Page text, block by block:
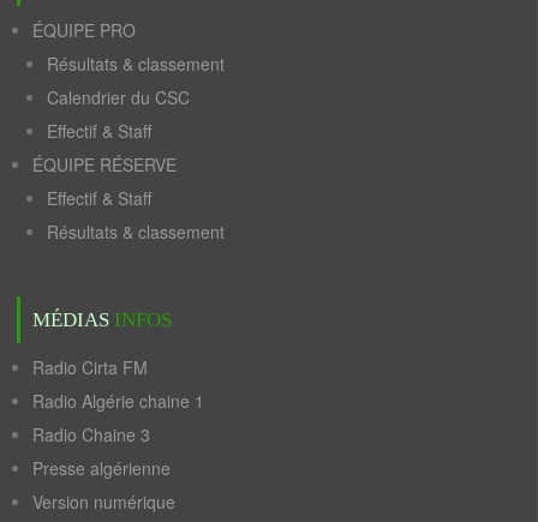
ÉQUIPE PRO
Résultats & classement
Calendrier du CSC
Effectif & Staff
ÉQUIPE RÉSERVE
Effectif & Staff
Résultats & classement
MÉDIAS INFOS
Radio Cirta FM
Radio Algérie chaine 1
Radio Chaine 3
Presse algérienne
Version numérique